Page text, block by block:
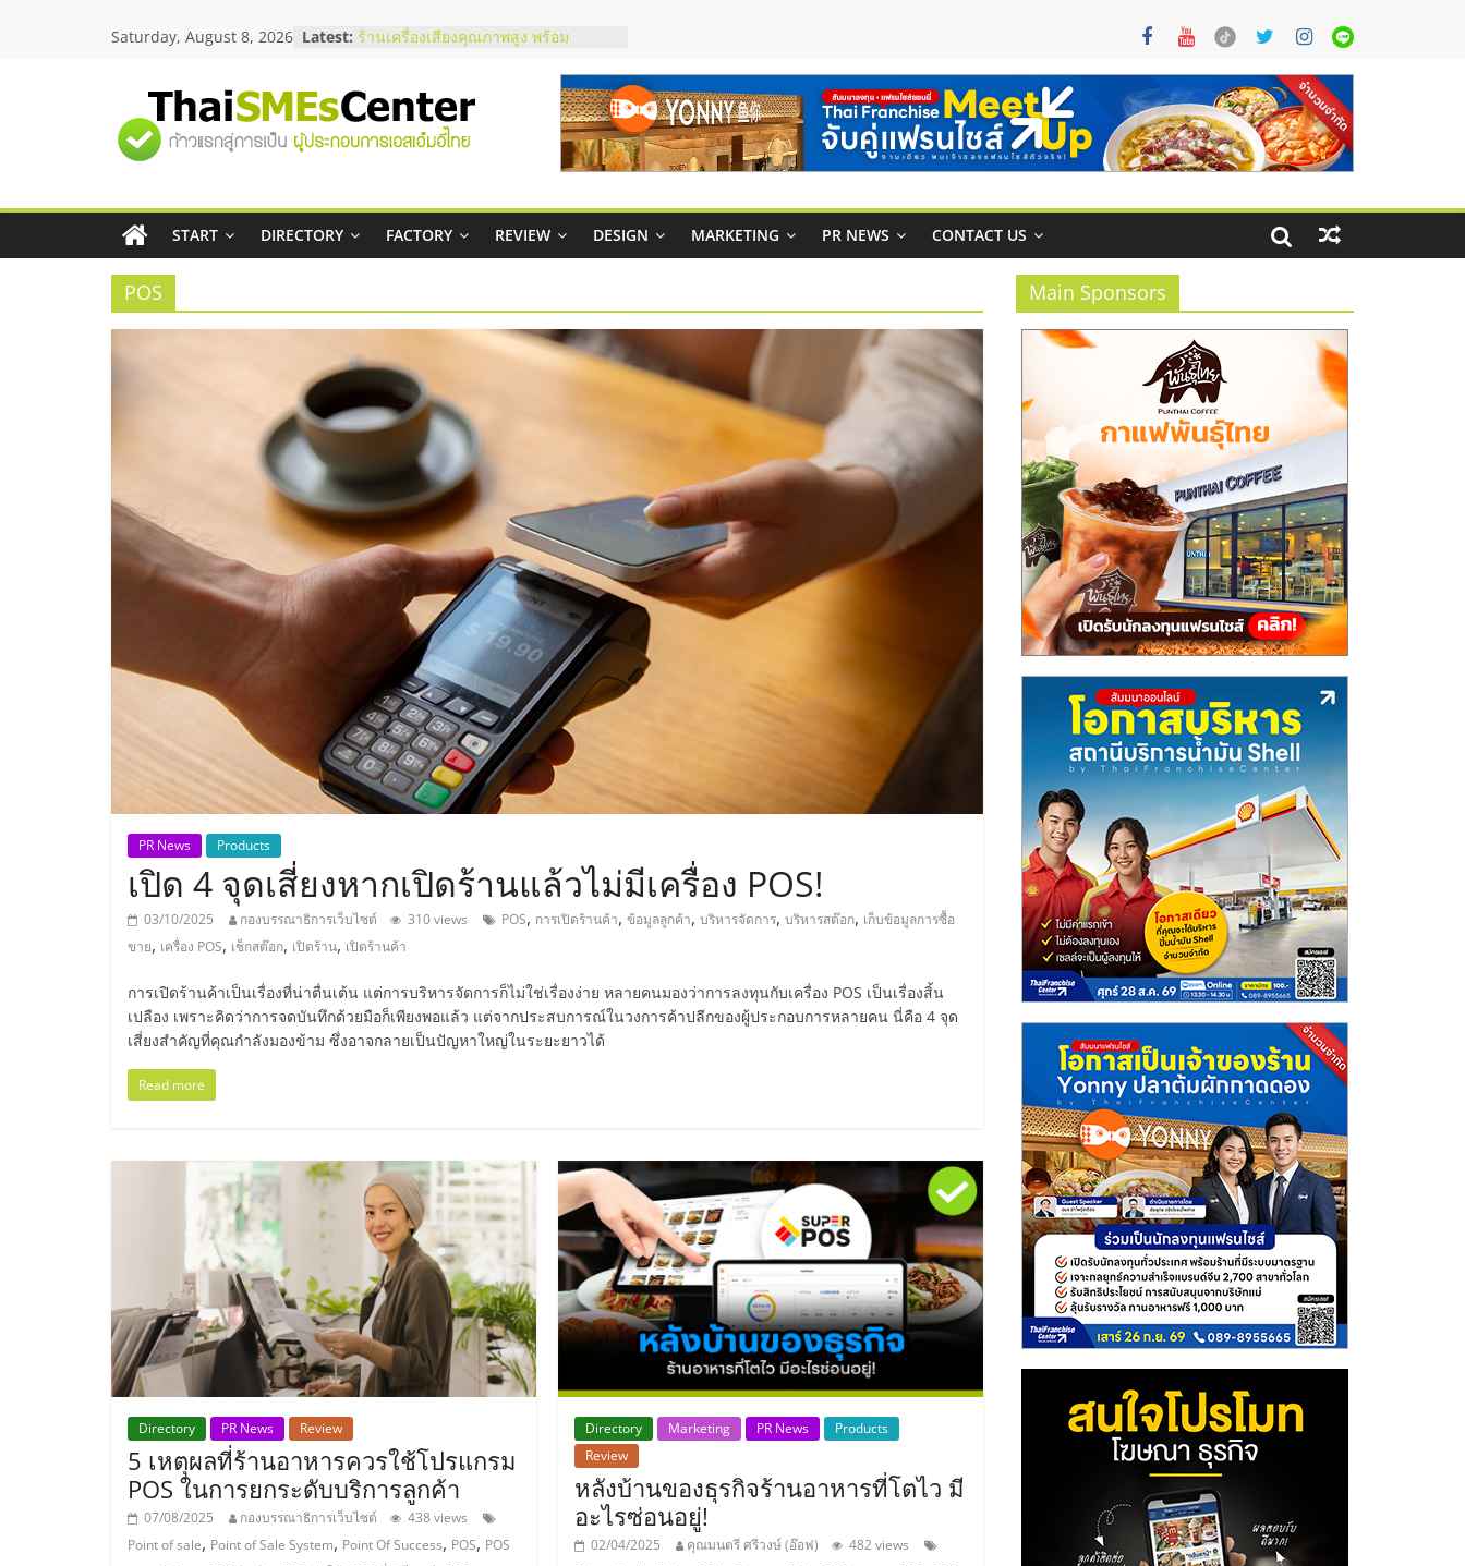
Saturday, August 8, 2026 Latest: สัมมนาลงทุน แฟรนไชส์ยอนนี่
ร้านเครื่องเสียงคุณภาพสูง พร้อม
โซลูชันระบบภาพและเสียง
บริษัท Cybersecurity ในไทยที่ไหนดี?
วิธีเลือกผู้ให้บริการให้คุ้มค่าและตอบ
อยากหาเงินทุน เพิ่มสภาพคล่องให้ธุรกิจ
เริ่มยังไงให้ผ่านฉลุย
สัมมนาออนไลน์ โอกาสบริหารสถานี
"ศูนย์
รวม
ข้อมูล
ธุรกิจ
แห่ง
ประเทศไทย,
ThaiSMEsCenter,
ธุรกิจ
เอ
ส
เอ็
มอี
ไทย,
SMEs,
แฟ
รน
ไชส์,
ปรึกษา
แฟ
รน
ไชส์,
START DIRECTORY FACTORY REVIEW DESIGN MARKETING PR NEWS CONTACT US
POS
PR News Products
เปิด 4 จุดเสี่ยงหากเปิดร้านแล้วไม่มีเครื่อง POS!
03/10/2025 กองบรรณาธิการเว็บไซต์ 310 views POS, การเปิดร้านค้า, ข้อมูลลูกค้า, บริหารจัดการ, บริหารสต๊อก, เก็บข้อมูลการซื้อ
ขาย, เครื่อง POS, เช็กสต๊อก, เปิดร้าน, เปิดร้านค้า
การเปิดร้านค้าเป็นเรื่องที่น่าตื่นเต้น แต่การบริหารจัดการก็ไม่ใช่เรื่องง่าย หลายคนมองว่าการลงทุนกับเครื่อง POS เป็นเรื่องสิ้น
เปลือง เพราะคิดว่าการจดบันทึกด้วยมือก็เพียงพอแล้ว แต่จากประสบการณ์ในวงการค้าปลีกของผู้ประกอบการหลายคน นี่คือ 4 จุด
เสี่ยงสำคัญที่คุณกำลังมองข้าม ซึ่งอาจกลายเป็นปัญหาใหญ่ในระยะยาวได้
Read more
Directory PR News Review
5 เหตุผลที่ร้านอาหารควรใช้โปรแกรม
POS ในการยกระดับบริการลูกค้า
07/08/2025 กองบรรณาธิการเว็บไซต์
438 views
Point of sale, Point of Sale System, Point Of Success, POS, POS
Directory Marketing PR News
Products
Review
หลังบ้านของธุรกิจร้านอาหารที่โตไว มี
อะไรซ่อนอยู่!
02/04/2025 คุณมนตรี ศรีวงษ์ (อ๊อฟ)
482 views
Main Sponsors